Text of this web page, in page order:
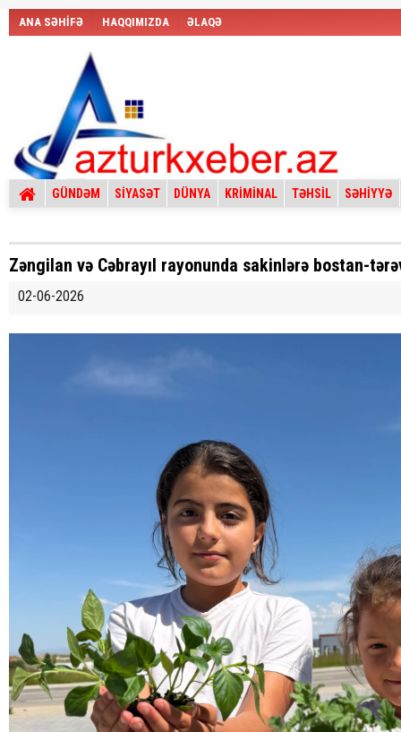
ANA SƏHİFƏ HAQQIMIZDA ƏLAQƏ
GÜNDƏM SİYASƏT DÜNYA KRİMİNAL TƏHSİL SƏHİYYƏ
Zəngilan və Cəbrayıl rayonunda sakinlərə bostan-
02-06-2026